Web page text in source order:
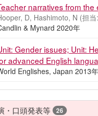
narratives from
D, Hashimoto, N (担
& Mynard 2020年
Gender issues; Unit:
advanced English
Englishes, Japan 2013年
・口頭発表等 26